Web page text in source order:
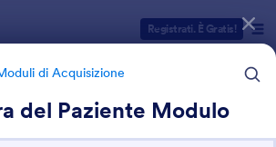
Registrati. È Gratis!
di Acquisizione
del Paziente Modulo
Moduli